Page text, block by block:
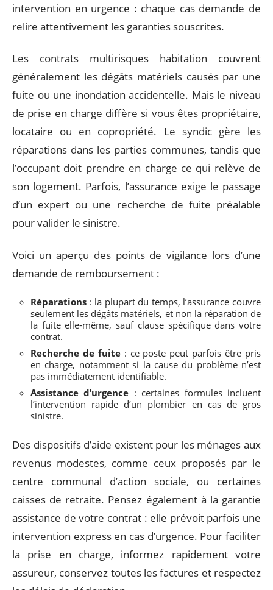
intervention en urgence : chaque cas demande de
relire attentivement les garanties souscrites.
Les contrats multirisques habitation couvrent
généralement les dégâts matériels causés par une
fuite ou une inondation accidentelle. Mais le niveau
de prise en charge diffère si vous êtes propriétaire,
locataire ou en copropriété. Le syndic gère les
réparations dans les parties communes, tandis que
l’occupant doit prendre en charge ce qui relève de
son logement. Parfois, l’assurance exige le passage
d’un expert ou une recherche de fuite préalable
pour valider le sinistre.
Voici un aperçu des points de vigilance lors d’une
demande de remboursement :
Réparations : la plupart du temps, l’assurance couvre
seulement les dégâts matériels, et non la réparation de
la fuite elle-même, sauf clause spécifique dans votre
contrat.
Recherche de fuite: ce poste peut parfois être pris
en charge, notamment si la cause du problème n’est
pas immédiatement identifiable.
Assistance d’urgence : certaines formules incluent
l’intervention rapide d’un plombier en cas de gros
sinistre.
Des dispositifs d’aide existent pour les ménages aux
revenus modestes, comme ceux proposés par le
centre communal d’action sociale, ou certaines
caisses de retraite. Pensez également à la garantie
assistance de votre contrat : elle prévoit parfois une
intervention express en cas d’urgence. Pour faciliter
la prise en charge, informez rapidement votre
assureur, conservez toutes les factures et respectez